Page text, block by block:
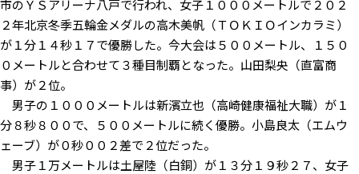
市のＹＳアリーナ八戸で行われ、女子１０００メートルで２０２
２年北京冬季五輪金メダルの高木美帆（ＴＯＫＩＯインカラミ）
が１分１４秒１７で優勝した。今大会は５００メートル、１５０
０メートルと合わせて３種目制覇となった。山田梨央（直富商
事）が２位。
男子の１０００メートルは新濱立也（高崎健康福祉大職）が１
分８秒８００で、５００メートルに続く優勝。小島良太（エムウ
ェーブ）が０秒００２差で２位だった。
男子１万メートルは土屋陸（白銅）が１３分１９秒２７、女子